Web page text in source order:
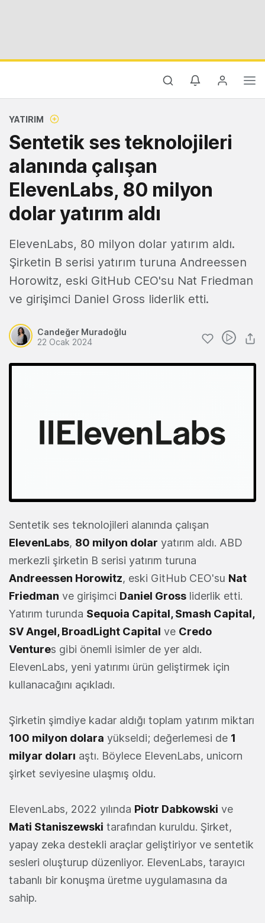
YATIRIM
Sentetik ses teknolojileri
alanında çalışan
ElevenLabs, 80 milyon
dolar yatırım aldı
ElevenLabs, 80 milyon dolar yatırım aldı.
Şirketin B serisi yatırım turuna Andreessen
Horowitz, eski GitHub CEO'su Nat Friedman
ve girişimci Daniel Gross liderlik etti.
Candeğer Muradoğlu
22 Ocak 2024
Sentetik ses teknolojileri alanında çalışan
ElevenLabs, 80 milyon dolar yatırım aldı. ABD
merkezli şirketin B serisi yatırım turuna
Andreessen Horowitz, eski GitHub CEO'su Nat
Friedman ve girişimci Daniel Gross liderlik etti.
Yatırım turunda Sequoia Capital, Smash Capital,
SV Angel, BroadLight Capital ve Credo
Ventures gibi önemli isimler de yer aldı.
ElevenLabs, yeni yatırımı ürün geliştirmek için
kullanacağını açıkladı.
Şirketin şimdiye kadar aldığı toplam yatırım miktarı
100 milyon dolara yükseldi; değerlemesi de 1
milyar doları aştı. Böylece ElevenLabs, unicorn
şirket seviyesine ulaşmış oldu.
ElevenLabs, 2022 yılında Piotr Dabkowski ve
Mati Staniszewski tarafından kuruldu. Şirket,
yapay zeka destekli araçlar geliştiriyor ve sentetik
sesleri oluşturup düzenliyor. ElevenLabs, tarayıcı
tabanlı bir konuşma üretme uygulamasına da
sahip.